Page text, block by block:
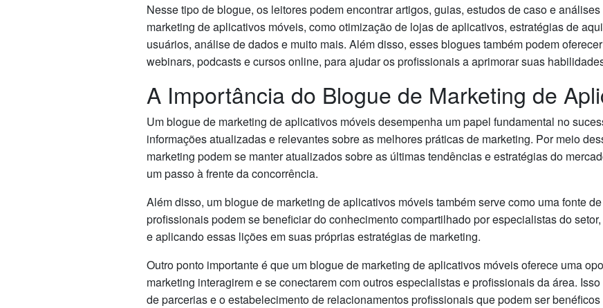
Nesse tipo de blogue, os leitores podem encontrar artigos, guias, estudos de caso e
marketing de aplicativos móveis, como otimização de lojas de aplicativos, estratégias de
usuários, análise de dados e muito mais. Além disso, esses blogues também podem
webinars, podcasts e cursos online, para ajudar os profissionais a aprimorar suas
A Importância do Blogue de Marketing de
Um blogue de marketing de aplicativos móveis desempenha um papel fundamental no
informações atualizadas e relevantes sobre as melhores práticas de marketing. Por meio
marketing podem se manter atualizados sobre as últimas tendências e estratégias do
um passo à frente da concorrência.
Além disso, um blogue de marketing de aplicativos móveis também serve como uma fonte
profissionais podem se beneficiar do conhecimento compartilhado por especialistas do
e aplicando essas lições em suas próprias estratégias de marketing.
Outro ponto importante é que um blogue de marketing de aplicativos móveis oferece uma
marketing interagirem e se conectarem com outros especialistas e profissionais da área.
de parcerias e o estabelecimento de relacionamentos profissionais que podem ser